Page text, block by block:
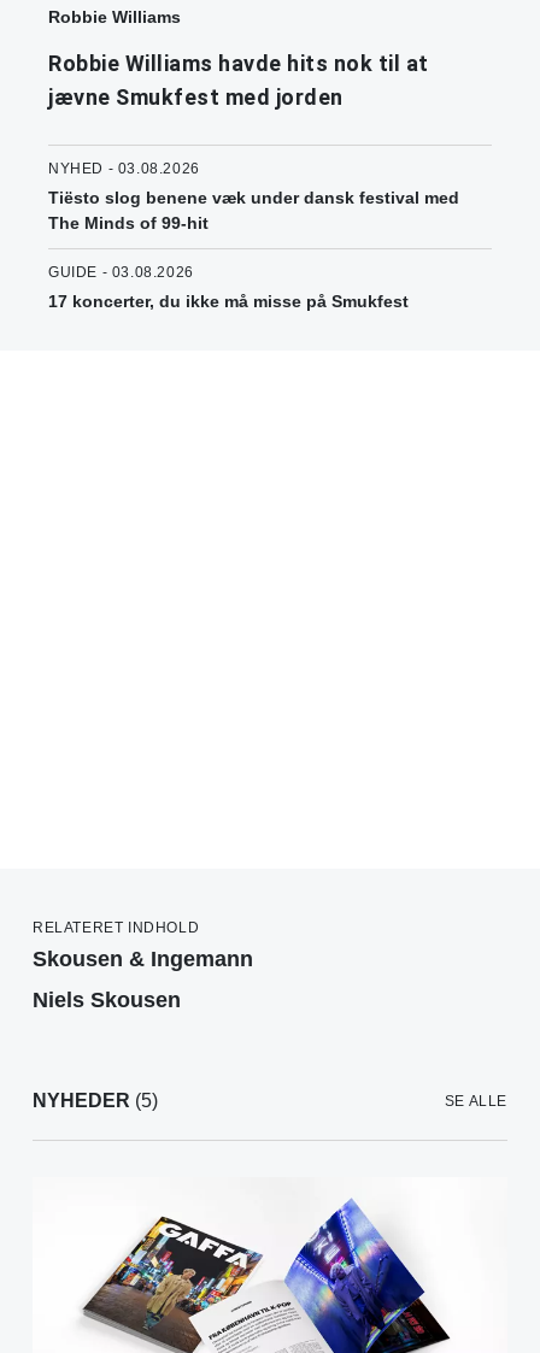
Robbie Williams
Robbie Williams havde hits nok til at
jævne Smukfest med jorden
NYHED - 03.08.2026
Tiësto slog benene væk under dansk festival med
The Minds of 99-hit
GUIDE - 03.08.2026
17 koncerter, du ikke må misse på Smukfest
RELATERET INDHOLD
Skousen & Ingemann
Niels Skousen
NYHEDER (5) SE ALLE